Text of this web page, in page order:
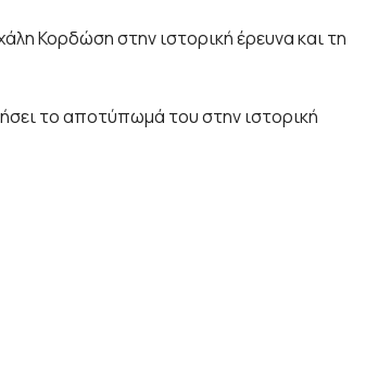
Κορδώση στην ιστορική έρευνα και τη
το αποτύπωμά του στην ιστορική